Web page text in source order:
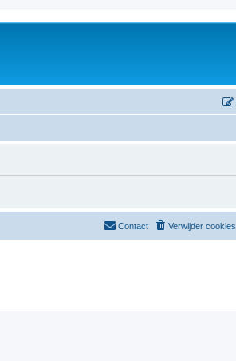
Verwijder cookies
Contact